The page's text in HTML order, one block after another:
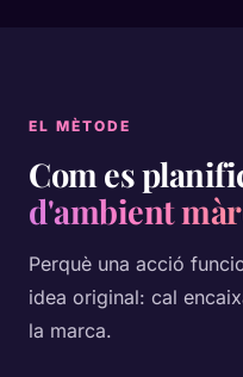
EL MÈTODE
Com es
d'ambient
Perquè una acció
idea original: cal
la marca.